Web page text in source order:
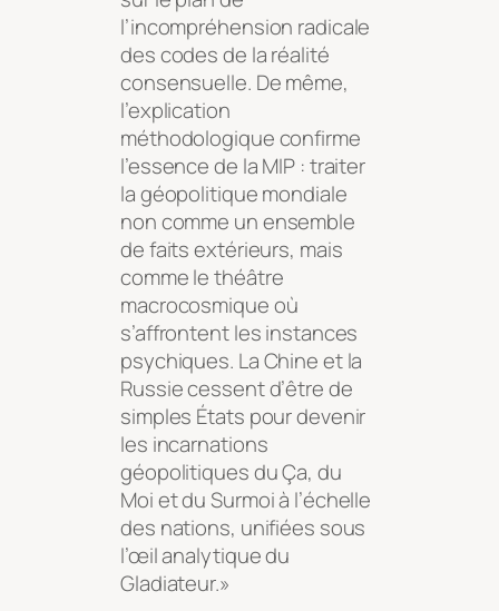
l’incompréhension radicale
des codes de la réalité
consensuelle. De même,
l’explication
méthodologique confirme
l’essence de la MIP : traiter
la géopolitique mondiale
non comme un ensemble
de faits extérieurs, mais
comme le théâtre
macrocosmique où
s’affrontent les instances
psychiques. La Chine et la
Russie cessent d’être de
simples États pour devenir
les incarnations
géopolitiques du Ça, du
Moi et du Surmoi à l’échelle
des nations, unifiées sous
l’œil analytique du
Gladiateur.»